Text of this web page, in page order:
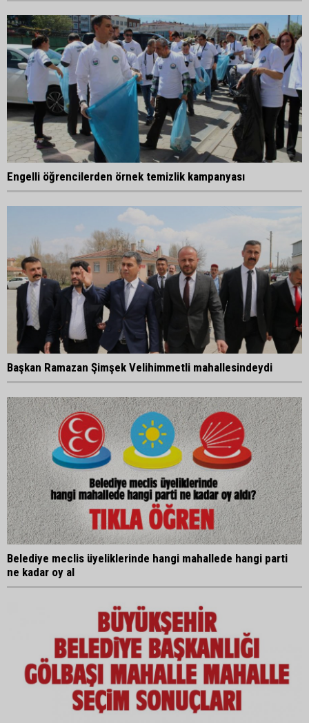
Engelli öğrencilerden örnek temizlik kampanyası
Başkan Ramazan Şimşek Velihimmetli mahallesindeydi
Belediye meclis üyeliklerinde hangi mahallede hangi parti
ne kadar oy al